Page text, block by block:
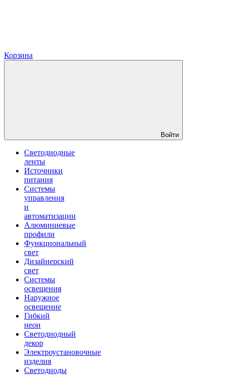
Корзина
Войти
Светодиодные
ленты
Источники
питания
Системы
управления
и
автоматизации
Алюминиевые
профили
Функциональный
свет
Дизайнерский
свет
Системы
освещения
Наружное
освещение
Гибкий
неон
Светодиодный
декор
Электроустановочные
изделия
Светодиоды